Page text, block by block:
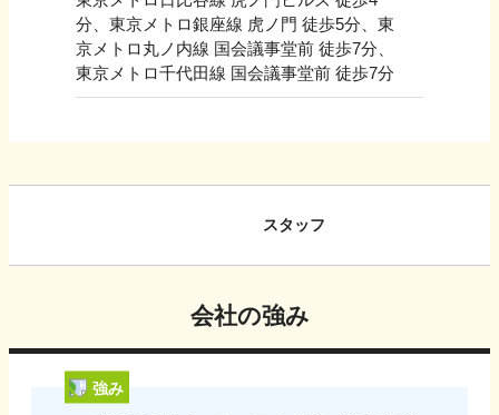
分、東京メトロ銀座線 虎ノ門 徒歩5分、東
京メトロ丸ノ内線 国会議事堂前 徒歩7分、
東京メトロ千代田線 国会議事堂前 徒歩7分
スタッフ
会社の強み
強み